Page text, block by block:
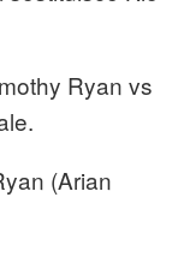
Ryan vs
(Arian